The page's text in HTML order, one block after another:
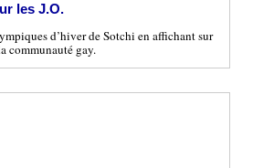
les J.O.
d’hiver de Sotchi en affichant sur
communauté gay.